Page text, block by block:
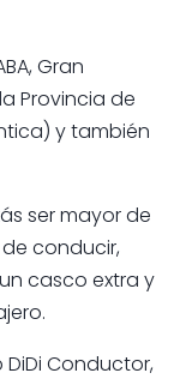
Gran
Provincia de
y también
ser mayor de
conducir,
casco extra y
Conductor,